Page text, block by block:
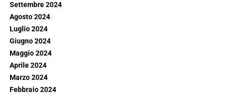
Settembre 2024
Agosto 2024
Luglio 2024
Giugno 2024
Maggio 2024
Aprile 2024
Marzo 2024
Febbraio 2024